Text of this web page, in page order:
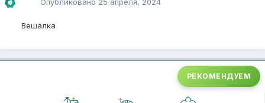
Вешалка
РЕКОМЕНДУЕМ